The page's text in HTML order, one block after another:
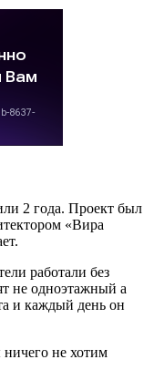
2 года. Проект был
«Вира
работали без
не одноэтажный а
и каждый день он
не хотим